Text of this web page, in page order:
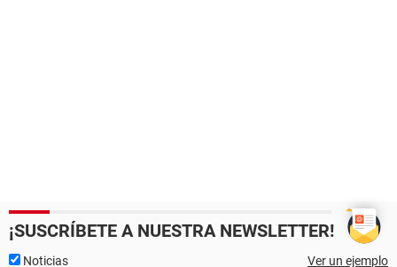
¡SUSCRÍBETE A NUESTRA NEWSLETTER!
Noticias Ver un ejemplo